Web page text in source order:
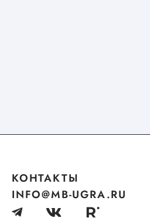
КОНТАКТЫ
INFO@MB-UGRA.RU